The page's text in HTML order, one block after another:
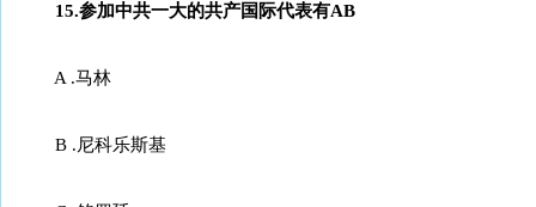
15.参加中共一大的共产国际代表有AB
A .马林
B .尼科乐斯基